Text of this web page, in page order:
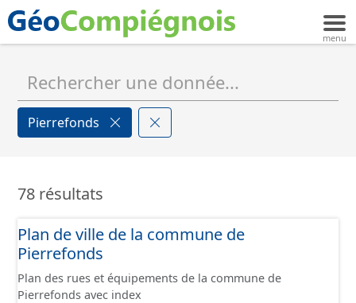
Pierrefonds
78 résultats
Plan de ville de la commune de
Pierrefonds
Plan des rues et équipements de la commune de
Pierrefonds avec index